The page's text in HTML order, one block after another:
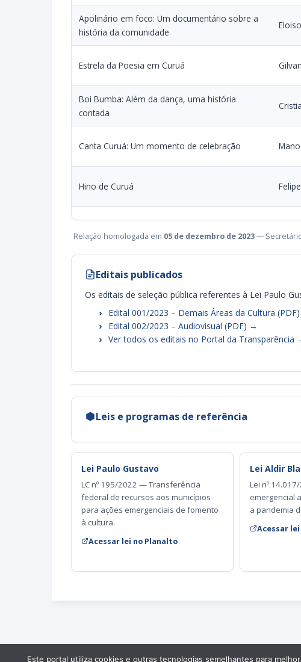
Apolinário em foco: Um documentário sobre a
história da comunidade
Estrela da Poesia em Curuá
Boi Bumba: Além da dança, uma história
contada
Canta Curuá: Um momento de celebração
Hino de Curuá
Relação homologada em 05 de dezembro de 2023—
Editais publicados
Os editais de seleção pública referentes à Lei Paulo
Edital 001/2023 – Demais Áreas da Cultura
Edital 002/2023 – Audiovisual (PDF) →
Ver todos os editais no Portal da Transparência
Leis e programas de referência
Lei Paulo Gustavo
LC nº 195/2022 — Transferência
federal de recursos aos municípios
para ações emergenciais de fomento
à cultura.
Acessar lei no Planalto
Lei Aldir
Lei nº
emergencial
a pandemia
Acessar
Este portal utiliza cookies e outras tecnologias semelhantes para